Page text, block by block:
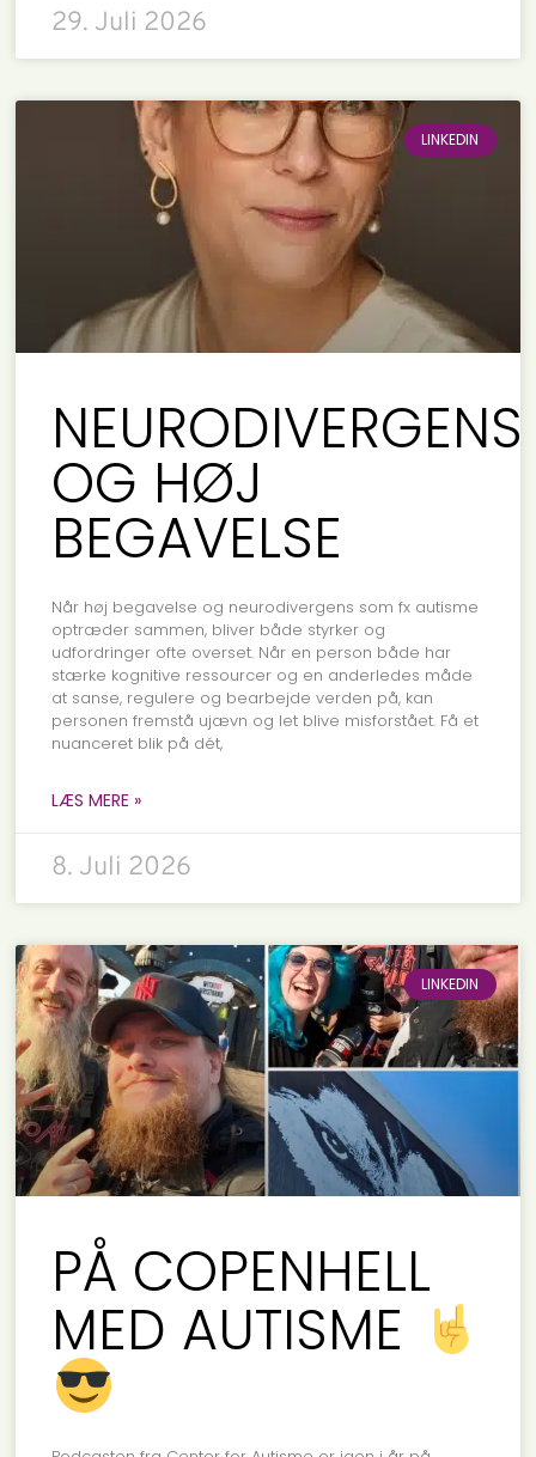
29. Juli 2026
LINKEDIN
NEURODIVERGENS
OG HØJ
BEGAVELSE
Når høj begavelse og neurodivergens som fx autisme
optræder sammen, bliver både styrker og
udfordringer ofte overset. Når en person både har
stærke kognitive ressourcer og en anderledes måde
at sanse, regulere og bearbejde verden på, kan
personen fremstå ujævn og let blive misforstået. Få et
nuanceret blik på dét,
LÆS MERE »
8. Juli 2026
LINKEDIN
PÅ COPENHELL
MED AUTISME